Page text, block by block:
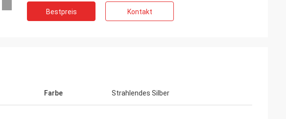
Bestpreis Kontakt
Farbe Strahlendes Silber